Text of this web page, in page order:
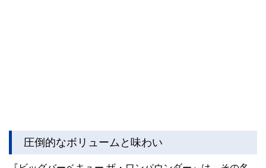
圧倒的なボリュームと味わい